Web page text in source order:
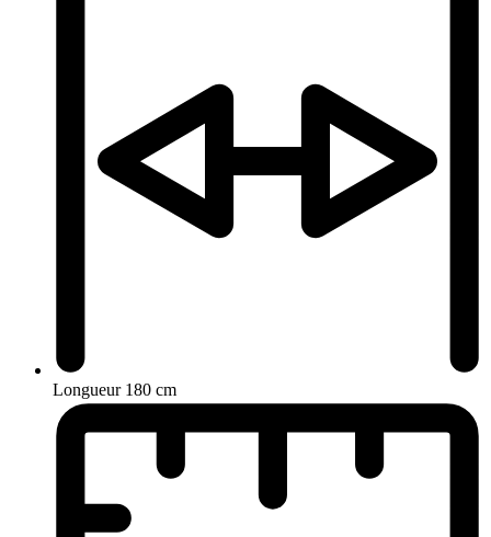
Longueur 180 cm